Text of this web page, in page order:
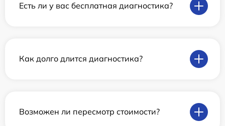
Есть ли у вас бесплатная диагностика?
Как долго длится диагностика?
Возможен ли пересмотр стоимости?